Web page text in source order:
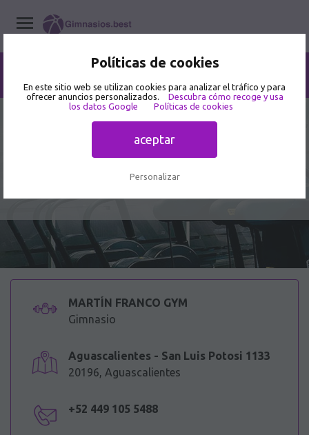
Políticas de cookies
En este sitio web se utilizan cookies para analizar el tráfico y para
ofrecer anuncios personalizados.
Descubra cómo recoge y usa
los datos Google
Políticas de cookies
aceptar
Personalizar
Aguascalientes /Aguascalientes
MARTÍN FRANCO GYM
MARTÍN FRANCO GYM - Gimnasio
en Aguascalientes - San Luis Potosi
MARTÍN FRANCO GYM
Gimnasio
Aguascalientes - San Luis Potosi 1133
20196, Aguascalientes
+52 449 105 5488